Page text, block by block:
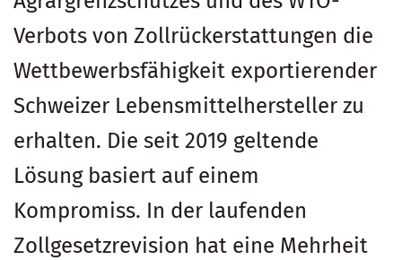
Verbots von Zollrückerstattungen die
Wettbewerbsfähigkeit exportierender
Schweizer Lebensmittelhersteller zu
erhalten. Die seit 2019 geltende
Lösung basiert auf einem
Kompromiss. In der laufenden
Zollgesetzrevision hat eine Mehrheit